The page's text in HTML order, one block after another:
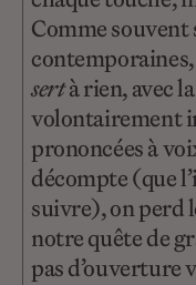
Comme souvent
sertà rien, avec
volontairement
prononcées à
décompte (que
suivre), on perd
notre quête de
pas d’ouverture